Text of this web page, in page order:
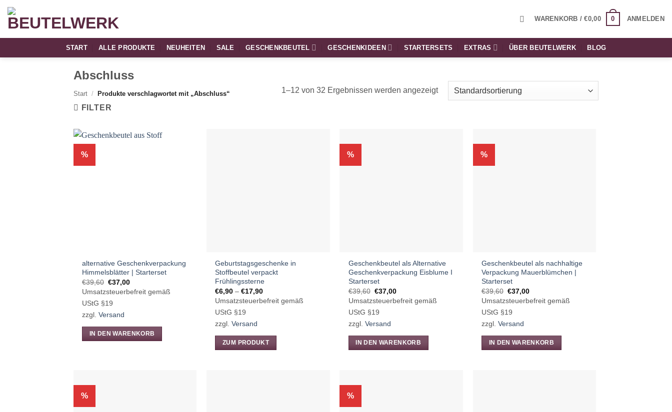
Zum
Inhalt
springen
WARENKORB /€0,00 0 ANMELDEN
START ALLE PRODUKTE NEUHEITEN SALE GESCHENKBEUTEL GESCHENKIDEEN STARTERSETS EXTRAS ÜBER BEUTELWERK BLOG
Abschluss
Start / Produkte verschlagwortet mit „Abschluss“
FILTER
1–12 von 32 Ergebnissen werden angezeigt
%
alternative Geschenkverpackung
Himmelsblätter | Starterset
€39,60 Ursprünglicher
Preis
war:
€39,60
€37,00Aktueller
Preis
ist:
Umsatzsteuerbefreit gemäß
UStG §19
zzgl.Versand
IN DEN WARENKORB
Geburtstagsgeschenke in
Stoffbeutel verpackt
Frühlingssterne
€6,90 –€17,90Preisspanne:
€6,90
bis
Umsatzsteuerbefreit gemäß
UStG §19
zzgl.Versand
ZUM PRODUKT
%
Geschenkbeutel als Alternative
Geschenkverpackung Eisblume I
Starterset
€39,60 Ursprünglicher
Preis
war:
€39,60
€37,00Aktueller
Preis
ist:
Umsatzsteuerbefreit gemäß
UStG §19
zzgl. Versand
IN DEN WARENKORB
%
Geschenkbeutel als nachhaltige
Verpackung Mauerblümchen |
Starterset
€39,60 Ursprünglicher
Preis
war:
€39,60
€37,00Aktueller
Preis
ist:
Umsatzsteuerbefreit gemäß
UStG §19
zzgl. Versand
IN DEN WARENKORB
% %